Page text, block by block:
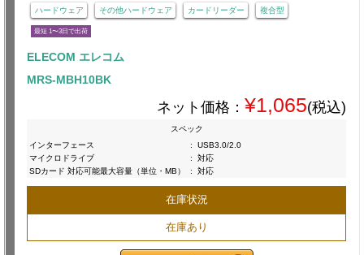
ハードウェア その他ハードウェア カードリーダー 複合型
最短 1〜3日で出荷
ELECOM エレコム
MRS-MBH10BK
ネット価格： ¥1,065(税込)
スペック
インターフェース
:
USB3.0/2.0
マイクロドライブ
:
対応
SDカード 対応可能最大容量（単位・MB）
: 対応
在庫状況
在庫あり